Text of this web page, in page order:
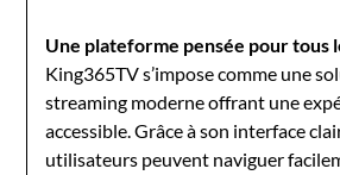
Une plateforme pensée pour tous
King365TV s’impose comme une
streaming moderne offrant une
accessible. Grâce à son interface
utilisateurs peuvent naviguer